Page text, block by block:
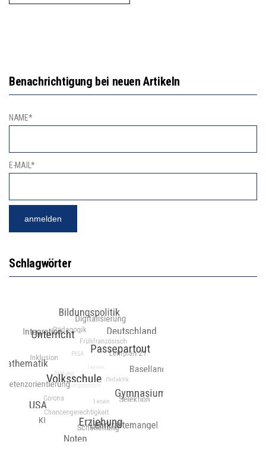
Benachrichtigung bei neuen Artikeln
NAME*
E-MAIL*
Schlagwörter